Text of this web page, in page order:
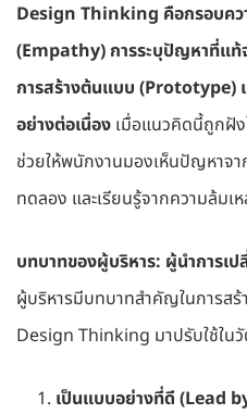
Design Thinking คือกรอบควา
(Empathy) การระบุปัญหาที่แท้
การสร้างต้นแบบ (Prototype)
อย่างต่อเนื่อง เมื่อแนวคิดนี้ถูกฝัง
ช่วยให้พนักงานมองเห็นปัญหาจ
ทดลอง และเรียนรู้จากความล้ม
บทบาทของผู้บริหาร: ผู้นำการเ
ผู้บริหารมีบทบาทสำคัญในการส
Design Thinking มาปรับใช้ใน
เป็นแบบอย่างที่ดี (Lead